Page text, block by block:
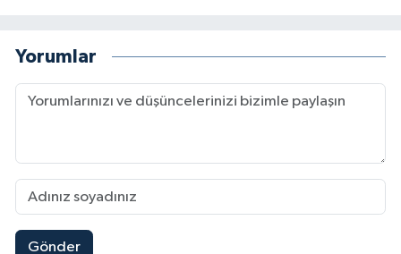
Yorumlar
Gönder